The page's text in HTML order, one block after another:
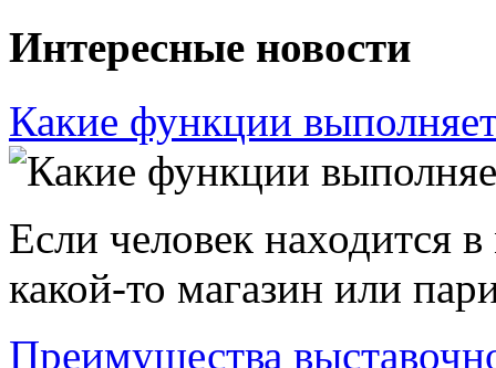
Интересные новости
Какие функции
Если человек находится
какой-то магазин или
Преимущества